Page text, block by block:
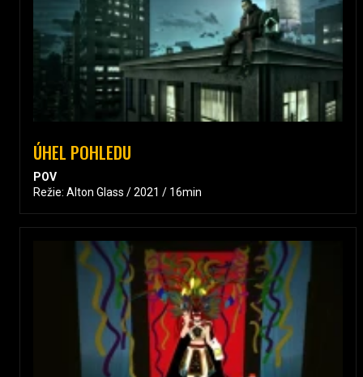
ÚHEL POHLEDU
POV
Režie: Alton Glass / 2021 / 16min